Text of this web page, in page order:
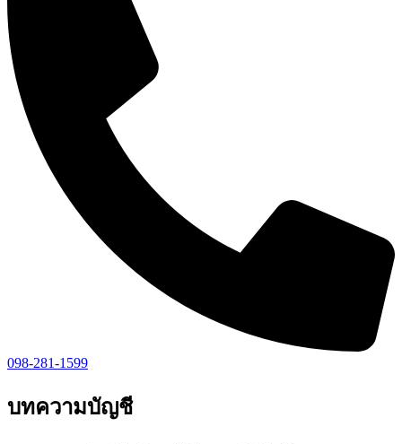
098-281-1599
บทความบัญชี